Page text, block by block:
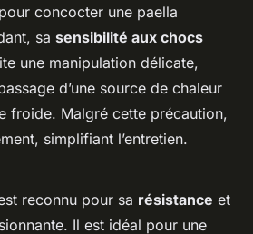
concocter une paella
sa sensibilité aux chocs
une manipulation délicate,
d’une source de chaleur
froide. Malgré cette précaution,
simplifiant l’entretien.
reconnu pour sa résistance et
Il est idéal pour une